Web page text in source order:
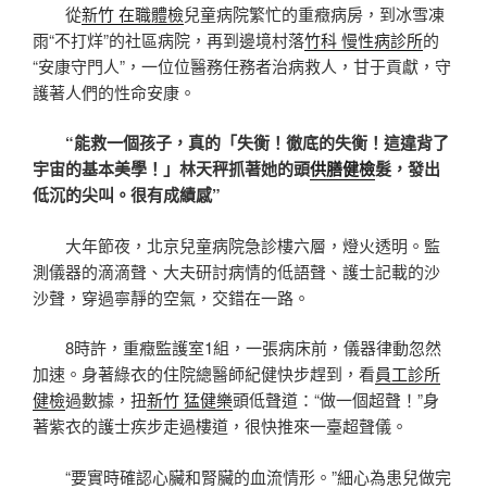
從新竹 在職體檢兒童病院繁忙的重癥病房，到冰雪凍
雨“不打烊”的社區病院，再到邊境村落竹科 慢性病診所的
“安康守門人”，一位位醫務任務者治病救人，甘于貢獻，守
護著人們的性命安康。
“能救一個孩子，真的「失衡！徹底的失衡！這違背了
宇宙的基本美學！」林天秤抓著她的頭供膳健檢髮，發出
低沉的尖叫。很有成績感”
大年節夜，北京兒童病院急診樓六層，燈火透明。監
測儀器的滴滴聲、大夫研討病情的低語聲、護士記載的沙
沙聲，穿過寧靜的空氣，交錯在一路。
8時許，重癥監護室1組，一張病床前，儀器律動忽然
加速。身著綠衣的住院總醫師紀健快步趕到，看員工診所
健檢過數據，扭新竹 猛健樂頭低聲道：“做一個超聲！”身
著紫衣的護士疾步走過樓道，很快推來一臺超聲儀。
“要實時確認心臟和腎臟的血流情形。”細心為患兒做完